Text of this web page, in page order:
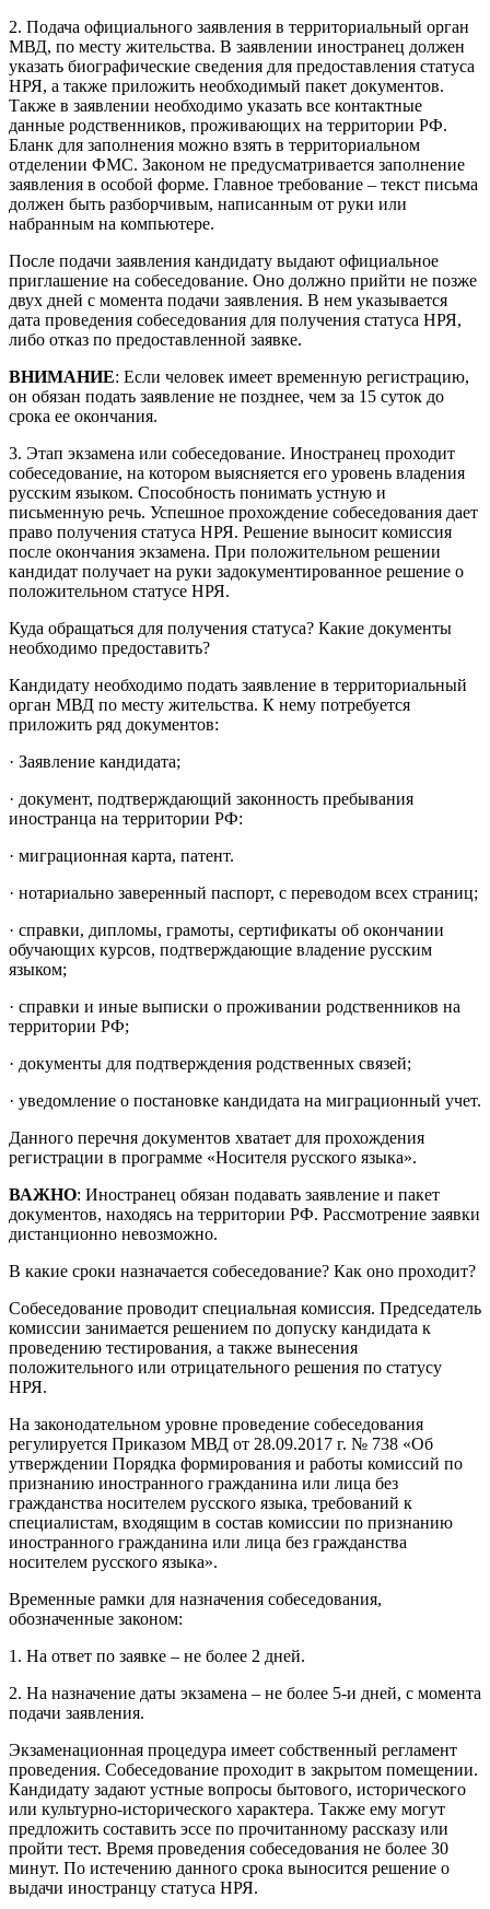
2. Подача официального заявления в территориальный орган
МВД, по месту жительства. В заявлении иностранец должен
указать биографические сведения для предоставления статуса
НРЯ, а также приложить необходимый пакет документов.
Также в заявлении необходимо указать все контактные
данные родственников, проживающих на территории РФ.
Бланк для заполнения можно взять в территориальном
отделении ФМС. Законом не предусматривается заполнение
заявления в особой форме. Главное требование – текст письма
должен быть разборчивым, написанным от руки или
набранным на компьютере.
После подачи заявления кандидату выдают официальное
приглашение на собеседование. Оно должно прийти не позже
двух дней с момента подачи заявления. В нем указывается
дата проведения собеседования для получения статуса НРЯ,
либо отказ по предоставленной заявке.
ВНИМАНИЕ: Если человек имеет временную регистрацию,
он обязан подать заявление не позднее, чем за 15 суток до
срока ее окончания.
3. Этап экзамена или собеседование. Иностранец проходит
собеседование, на котором выясняется его уровень владения
русским языком. Способность понимать устную и
письменную речь. Успешное прохождение собеседования дает
право получения статуса НРЯ. Решение выносит комиссия
после окончания экзамена. При положительном решении
кандидат получает на руки задокументированное решение о
положительном статусе НРЯ.
Куда обращаться для получения статуса? Какие документы
необходимо предоставить?
Кандидату необходимо подать заявление в территориальный
орган МВД по месту жительства. К нему потребуется
приложить ряд документов:
· Заявление кандидата;
· документ, подтверждающий законность пребывания
иностранца на территории РФ:
· миграционная карта, патент.
· нотариально заверенный паспорт, с переводом всех страниц;
· справки, дипломы, грамоты, сертификаты об окончании
обучающих курсов, подтверждающие владение русским
языком;
· справки и иные выписки о проживании родственников на
территории РФ;
· документы для подтверждения родственных связей;
· уведомление о постановке кандидата на миграционный учет.
Данного перечня документов хватает для прохождения
регистрации в программе «Носителя русского языка».
ВАЖНО: Иностранец обязан подавать заявление и пакет
документов, находясь на территории РФ. Рассмотрение заявки
дистанционно невозможно.
В какие сроки назначается собеседование? Как оно проходит?
Собеседование проводит специальная комиссия. Председатель
комиссии занимается решением по допуску кандидата к
проведению тестирования, а также вынесения
положительного или отрицательного решения по статусу
НРЯ.
На законодательном уровне проведение собеседования
регулируется Приказом МВД от 28.09.2017 г. № 738 «Об
утверждении Порядка формирования и работы комиссий по
признанию иностранного гражданина или лица без
гражданства носителем русского языка, требований к
специалистам, входящим в состав комиссии по признанию
иностранного гражданина или лица без гражданства
носителем русского языка».
Временные рамки для назначения собеседования,
обозначенные законом:
1. На ответ по заявке – не более 2 дней.
2. На назначение даты экзамена – не более 5-и дней, с момента
подачи заявления.
Экзаменационная процедура имеет собственный регламент
проведения. Собеседование проходит в закрытом помещении.
Кандидату задают устные вопросы бытового, исторического
или культурно-исторического характера. Также ему могут
предложить составить эссе по прочитанному рассказу или
пройти тест. Время проведения собеседования не более 30
минут. По истечению данного срока выносится решение о
выдачи иностранцу статуса НРЯ.